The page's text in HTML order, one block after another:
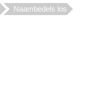
Naambedels los